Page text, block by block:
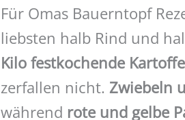
Für Omas Bauerntopf
liebsten halb Rind und
Kilo festkochende
zerfallen nicht. Zwiebeln
während rote und gelbe